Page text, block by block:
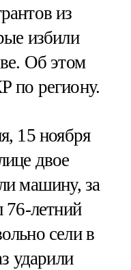
из
избили
Об этом
по региону.
15 ноября
двое
машину, за
76-летний
сели в
ударили